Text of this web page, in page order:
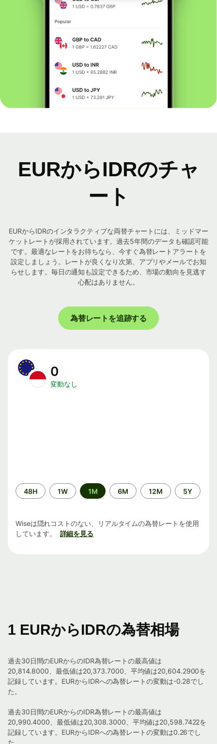
EURからIDRのチャ
ート
EURからIDRのインタラクティブな両替チャートには、ミッドマー
ケットレートが採用されています。過去5年間のデータも確認可能
です。最適なレートをお待ちなら、今すぐ為替レートアラートを
設定しましょう。レートが良くなり次第、アプリやメールでお知
らせします。毎日の通知も設定できるため、市場の動向を見逃す
心配はありません。
為替レートを追跡する
0
変動なし
期
間
48H 1W 1M 6M 12M 5Y
Wiseは隠れコストのない、リアルタイムの為替レートを使用
しています。
詳細を見る
1 EURからIDRの為替相場
過去30日間のEURからのIDR為替レートの最高値は
20,814.8000、最低値は20,373.7000、平均値は20,604.2900を
記録しています。EURからIDRへの為替レートの変動は-0.28でし
た。
過去30日間のEURからのIDR為替レートの最高値は
20,990.4000、最低値は20,308.3000、平均値は20,598.7422を
記録しています。EURからIDRへの為替レートの変動は0.26でし